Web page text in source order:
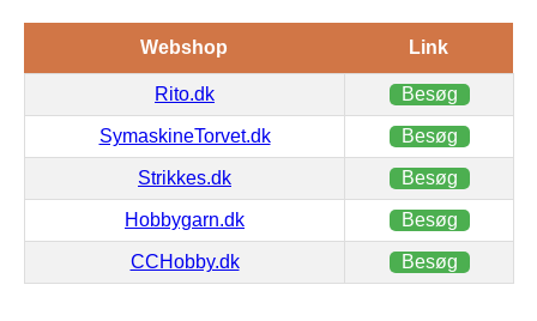
Webshop Link
Rito.dk Besøg
SymaskineTorvet.dk Besøg
Strikkes.dk Besøg
Hobbygarn.dk Besøg
CCHobby.dk Besøg